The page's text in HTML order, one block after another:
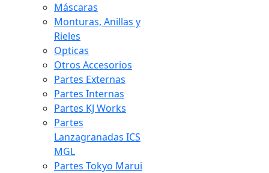
Máscaras
Monturas, Anillas y
Rieles
Opticas
Otros Accesorios
Partes Externas
Partes Internas
Partes KJ Works
Partes
Lanzagranadas ICS
MGL
Partes Tokyo Marui